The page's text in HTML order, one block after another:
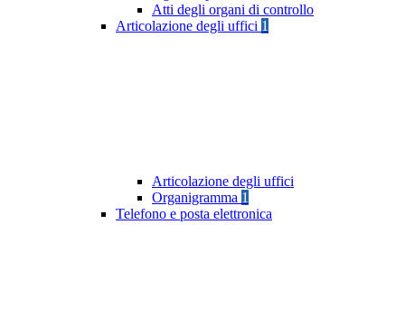
Atti degli organi di controllo
Articolazione degli uffici 1
Articolazione degli uffici
Organigramma 1
Telefono e posta elettronica